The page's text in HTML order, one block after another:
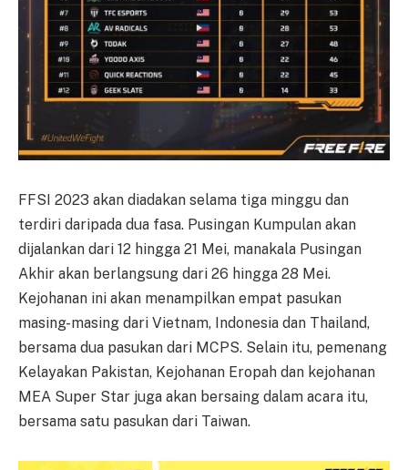
FFSI 2023 akan diadakan selama tiga minggu dan
terdiri daripada dua fasa. Pusingan Kumpulan akan
dijalankan dari 12 hingga 21 Mei, manakala Pusingan
Akhir akan berlangsung dari 26 hingga 28 Mei.
Kejohanan ini akan menampilkan empat pasukan
masing-masing dari Vietnam, Indonesia dan Thailand,
bersama dua pasukan dari MCPS. Selain itu, pemenang
Kelayakan Pakistan, Kejohanan Eropah dan kejohanan
MEA Super Star juga akan bersaing dalam acara itu,
bersama satu pasukan dari Taiwan.